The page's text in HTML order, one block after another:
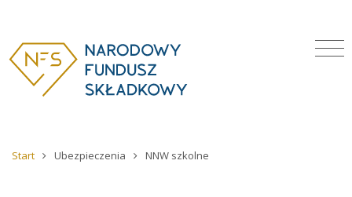
Start Ubezpieczenia NNW szkolne